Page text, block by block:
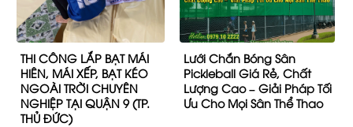
THI CÔNG LẮP BẠT MÁI
HIÊN, MÁI XẾP, BẠT KÉO
NGOÀI TRỜI CHUYÊN
NGHIỆP TẠI QUẬN 9 (TP.
THỦ ĐỨC)
Lưới Chắn Bóng Sân
Pickleball Giá Rẻ, Chất
Lượng Cao – Giải Pháp Tối
Ưu Cho Mọi Sân Thể Thao